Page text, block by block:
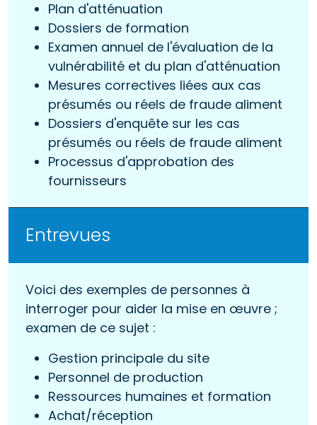
Plan d'atténuation
Dossiers de formation
Examen annuel de l'évaluation de la
vulnérabilité et du plan d'atténuation
Mesures correctives liées aux cas
présumés ou réels de fraude aliment
Dossiers d'enquête sur les cas
présumés ou réels de fraude aliment
Processus d'approbation des
fournisseurs
Entrevues
Voici des exemples de personnes à
interroger pour aider la mise en œuvre ;
examen de ce sujet :
Gestion principale du site
Personnel de production
Ressources humaines et formation
Achat/réception